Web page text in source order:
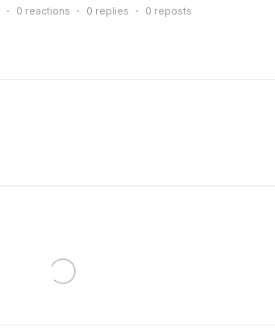
0 reactions 0 replies 0 reposts